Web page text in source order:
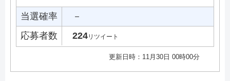
当選確率
－
応募者数
224リツイート
更新日時：11月30日 00時00分